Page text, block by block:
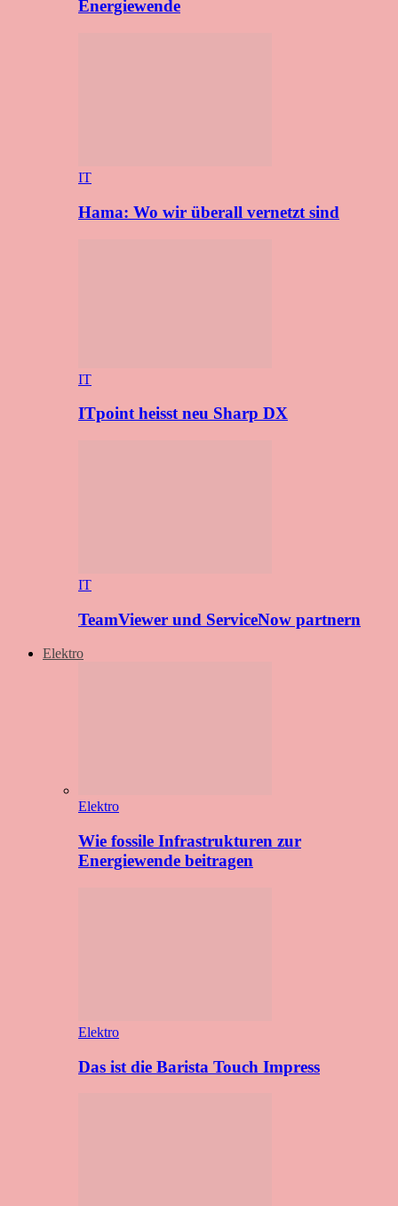
Energiewende
IT
Hama: Wo wir überall vernetzt sind
IT
ITpoint heisst neu Sharp DX
IT
TeamViewer und ServiceNow partnern
Elektro
Elektro
Wie fossile Infrastrukturen zur
Energiewende beitragen
Elektro
Das ist die Barista Touch Impress